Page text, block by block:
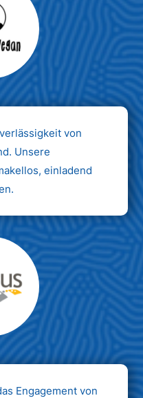
AG
von
Unsere
einladend
AG
Engagement von